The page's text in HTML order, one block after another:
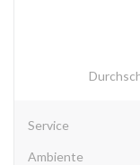
Service
Ambiente